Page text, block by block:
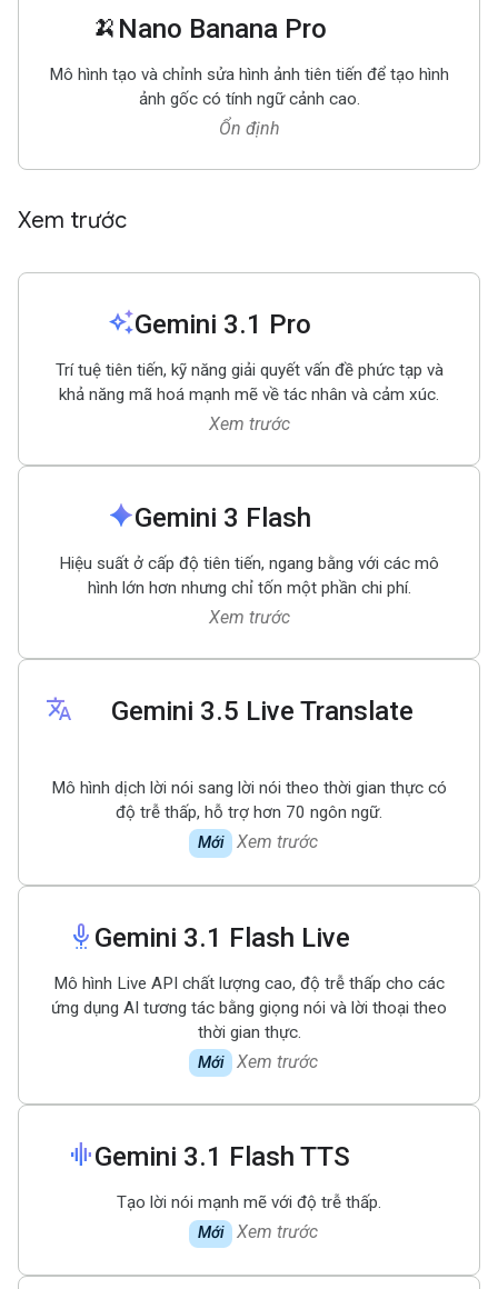
🍌 Nano Banana Pro
Mô hình tạo và chỉnh sửa hình ảnh tiên tiến để tạo hình
ảnh gốc có tính ngữ cảnh cao.
Ổn định
Xem trước
auto_awesomeGemini 3.1 Pro
Trí tuệ tiên tiến, kỹ năng giải quyết vấn đề phức tạp và
khả năng mã hoá mạnh mẽ về tác nhân và cảm xúc.
Xem trước
sparkGemini 3 Flash
Hiệu suất ở cấp độ tiên tiến, ngang bằng với các mô
hình lớn hơn nhưng chỉ tốn một phần chi phí.
Xem trước
translate Gemini 3.5 Live Translate
Mô hình dịch lời nói sang lời nói theo thời gian thực có
độ trễ thấp, hỗ trợ hơn 70 ngôn ngữ.
Mới Xem trước
settings_voice Gemini 3.1 Flash Live
Mô hình Live API chất lượng cao, độ trễ thấp cho các
ứng dụng AI tương tác bằng giọng nói và lời thoại theo
thời gian thực.
Mới Xem trước
graphic_eqGemini 3.1 Flash TTS
Tạo lời nói mạnh mẽ với độ trễ thấp.
Mới Xem trước